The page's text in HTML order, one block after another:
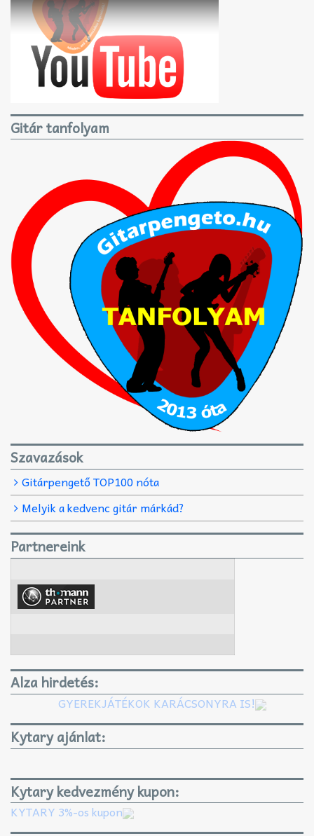
Gitár tanfolyam
Szavazások
Gitárpengető TOP100 nóta
Melyik a kedvenc gitár márkád?
Partnereink
Alza hirdetés:
GYEREKJÁTÉKOK KARÁCSONYRA IS!
Kytary ajánlat:
Kytary kedvezmény kupon:
KYTARY 3%-os kupon